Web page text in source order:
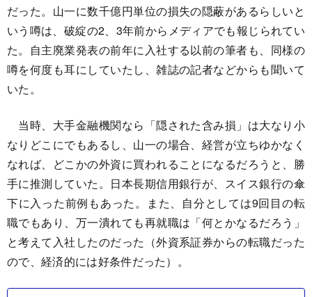
だった。山一に数千億円単位の損失の隠蔽があるらしいと
いう噂は、破綻の2、3年前からメディアでも報じられてい
た。自主廃業発表の前年に入社する以前の筆者も、同様の
噂を何度も耳にしていたし、雑誌の記者などからも聞いて
いた。
当時、大手金融機関なら「隠された含み損」は大なり小
なりどこにでもあるし、山一の場合、経営が立ちゆかなく
なれば、どこかの外資に買われることになるだろうと、勝
手に推測していた。日本長期信用銀行が、スイス銀行の傘
下に入った前例もあった。また、自分としては9回目の転
職でもあり、万一潰れても再就職は「何とかなるだろう」
と考えて入社したのだった（外資系証券からの転職だった
ので、経済的には好条件だった）。